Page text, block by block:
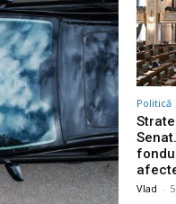
Politică
Vlad -